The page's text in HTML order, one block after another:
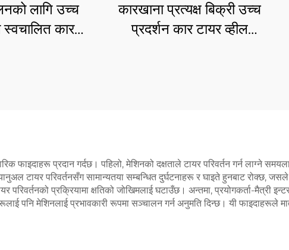
लागि उच्च
कार
कारखाना प्रत्यक्ष बिक्री उच्च
प्रदर्शन कार टायर व्हील
फाइदाहरू प्रदान गर्दछ। पहिलो, मेशिनको दक्षताले टायर परिवर्तन गर्न लाग्ने
टायर परिवर्तनसँग सामान्यतया सम्बन्धित दुर्घटनाहरू र घाइते हुनबाट रोक्छ,
प्रक्रियामा क्षतिको जोखिमलाई घटाउँछ। अन्तमा, प्रयोगकर्ता-मैत्री
पनि मेशिनलाई प्रभावकारी रूपमा सञ्चालन गर्न अनुमति दिन्छ। यी